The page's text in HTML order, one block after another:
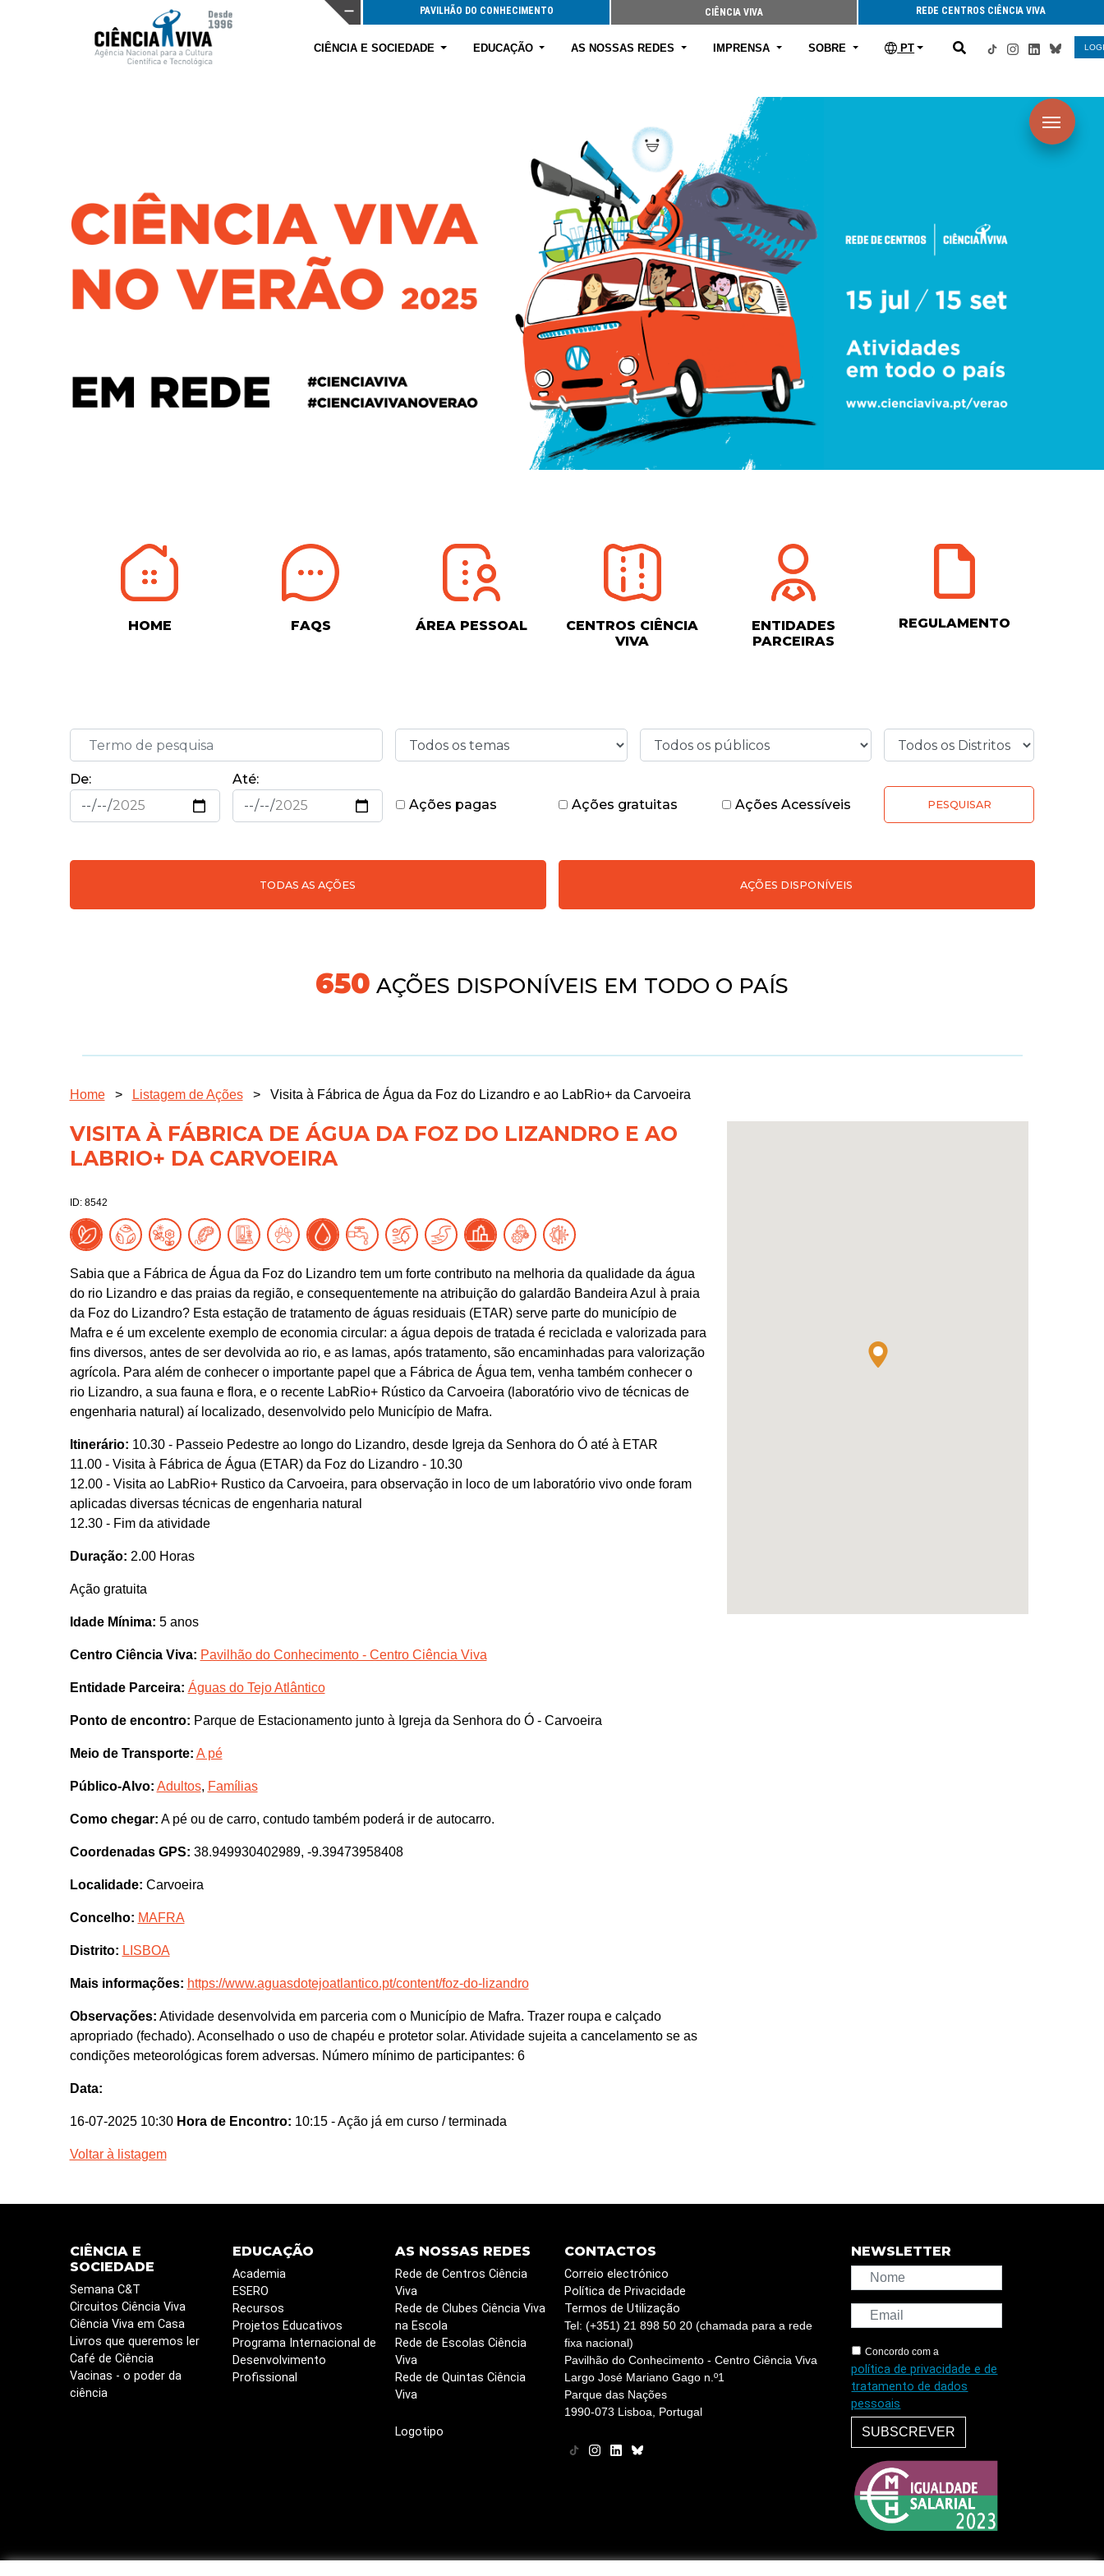
PAVILHÃO DO CONHECIMENTO CIÊNCIA VIVA REDE CENTROS CIÊNCIA VIVA
CIÊNCIA E SOCIEDADE EDUCAÇÃO AS NOSSAS REDES IMPRENSA SOBRE PT
HOME FAQS ÁREA PESSOAL
CENTROS CIÊNCIA
VIVA
ENTIDADES
PARCEIRAS
REGULAMENTO
De:
Até:
Ações pagas
Ações gratuitas Ações Acessíveis PESQUISAR
TODAS AS AÇÕES AÇÕES DISPONÍVEIS
718AÇÕES DISPONÍVEIS EM TODO O PAÍS
Home > Listagem de Ações > Visita à Fábrica de Água da Foz do Lizandro e ao LabRio+ da Carvoeira
VISITA À FÁBRICA DE ÁGUA DA FOZ DO LIZANDRO E AO
LABRIO+ DA CARVOEIRA
ID: 8542
Sabia que a Fábrica de Água da Foz do Lizandro tem um forte contributo na melhoria da qualidade da água
do rio Lizandro e das praias da região, e consequentemente na atribuição do galardão Bandeira Azul à praia
da Foz do Lizandro? Esta estação de tratamento de águas residuais (ETAR) serve parte do município de
Mafra e é um excelente exemplo de economia circular: a água depois de tratada é reciclada e valorizada para
fins diversos, antes de ser devolvida ao rio, e as lamas, após tratamento, são encaminhadas para valorização
agrícola. Para além de conhecer o importante papel que a Fábrica de Água tem, venha também conhecer o
rio Lizandro, a sua fauna e flora, e o recente LabRio+ Rústico da Carvoeira (laboratório vivo de técnicas de
engenharia natural) aí localizado, desenvolvido pelo Município de Mafra.
Itinerário: 10.30 - Passeio Pedestre ao longo do Lizandro, desde Igreja da Senhora do Ó até à ETAR
11.00 - Visita à Fábrica de Água (ETAR) da Foz do Lizandro - 10.30
12.00 - Visita ao LabRio+ Rustico da Carvoeira, para observação in loco de um laboratório vivo onde foram
aplicadas diversas técnicas de engenharia natural
12.30 - Fim da atividade
Duração: 2.00 Horas
Ação gratuita
Idade Mínima: 5 anos
Centro Ciência Viva: Pavilhão do Conhecimento - Centro Ciência Viva
Entidade Parceira: Águas do Tejo Atlântico
Ponto de encontro: Parque de Estacionamento junto à Igreja da Senhora do Ó - Carvoeira
Meio de Transporte: A pé
Público-Alvo: Adultos, Famílias
Como chegar: A pé ou de carro, contudo também poderá ir de autocarro.
Coordenadas GPS: 38.949930402989, -9.39473958408
Localidade: Carvoeira
Concelho: MAFRA
Distrito: LISBOA
Mais informações: https://www.aguasdotejoatlantico.pt/content/foz-do-lizandro
Observações: Atividade desenvolvida em parceria com o Município de Mafra. Trazer roupa e calçado
apropriado (fechado). Aconselhado o uso de chapéu e protetor solar. Atividade sujeita a cancelamento se as
condições meteorológicas forem adversas. Número mínimo de participantes: 6
Data:
16-07-2025 10:30 Hora de Encontro: 10:15 - Ação já em curso / terminada
Voltar à listagem
CIÊNCIA E
SOCIEDADE
Semana C&T
Circuitos Ciência Viva
Ciência Viva em Casa
Livros que queremos ler
Café de Ciência
Vacinas - o poder da
ciência
EDUCAÇÃO
Academia
ESERO
Recursos
Projetos Educativos
Programa Internacional de
Desenvolvimento
Profissional
AS NOSSAS REDES
Rede de Centros Ciência
Viva
Rede de Clubes Ciência Viva
na Escola
Rede de Escolas Ciência
Viva
Rede de Quintas Ciência
Viva
Logotipo
CONTACTOS
Correio electrónico
Política de Privacidade
Termos de Utilização
Tel: (+351) 21 898 50 20 (chamada para a rede
fixa nacional)
Pavilhão do Conhecimento - Centro Ciência Viva
Largo José Mariano Gago n.º1
Parque das Nações
1990-073 Lisboa, Portugal
NEWSLETTER
Concordo com a
política de privacidade e de
tratamento de dados
pessoais
SUBSCREVER